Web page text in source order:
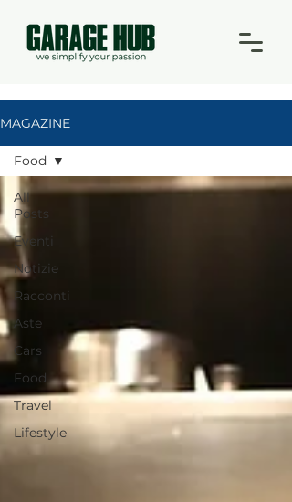
MAGAZINE
All
Posts
Eventi
Notizie
Racconti
Aste
Cars
Food
Travel
Lifestyle
Food